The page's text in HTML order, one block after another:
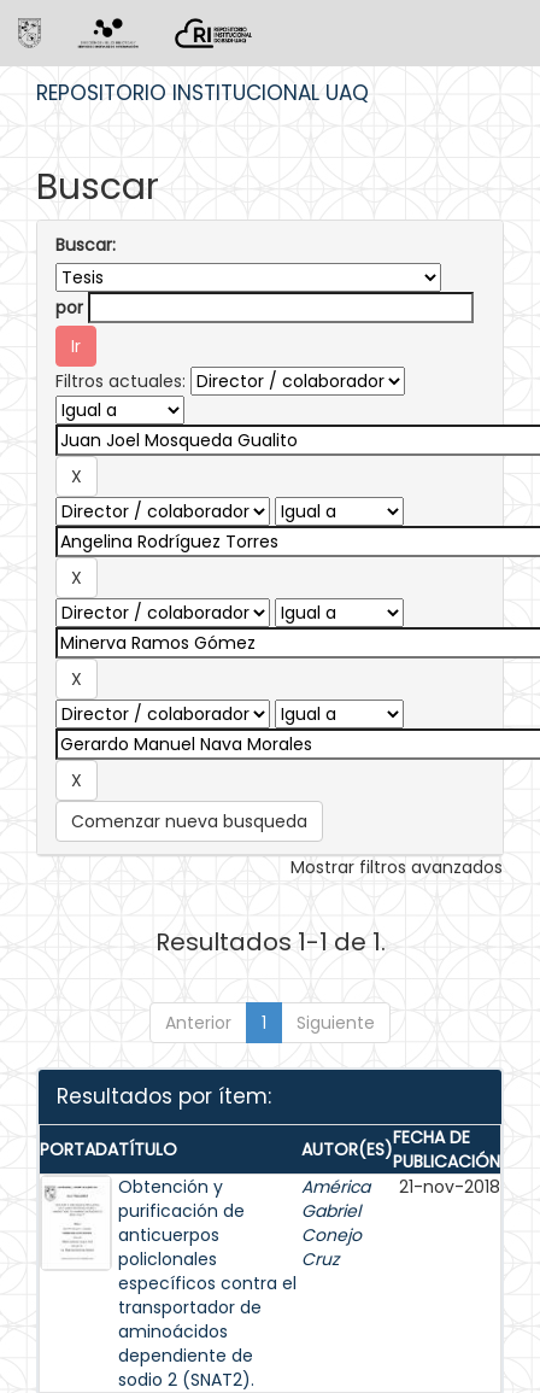
REPOSITORIO INSTITUCIONAL UAQ
Buscar
Buscar:
por
Filtros actuales:
Comenzar nueva busqueda
Mostrar filtros avanzados
Resultados 1-1 de 1.
Anterior 1 Siguiente
Resultados por ítem:
PORTADATÍTULO AUTOR(ES)FECHA DE
PUBLICACIÓN
Obtención y
purificación de
anticuerpos
policlonales
específicos contra el
transportador de
aminoácidos
dependiente de
sodio 2 (SNAT2).
América
Gabriel
Conejo
Cruz
21-nov-2018